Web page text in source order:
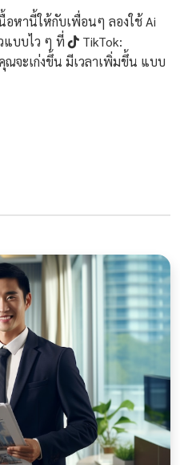
อหานี้ให้กับเพื่อนๆ ลองใช้ Ai
แบบไว ๆ ที่
TikTok:
ณจะเก่งขึ้น มีเวลาเพิ่มขึ้น แบบ